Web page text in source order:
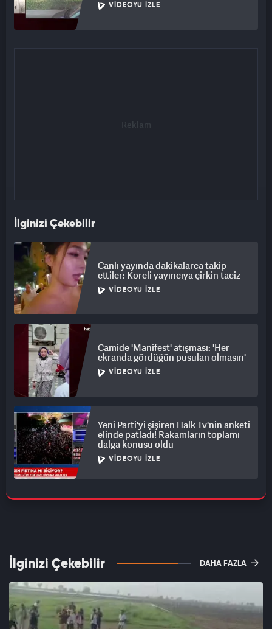
VIDEOYU İZLE
İlginizi Çekebilir
Canlı yayında dakikalarca takip
ettiler: Koreli yayıncıya çirkin taciz
VIDEOYU İZLE
Camide 'Manifest' atışması: 'Her
ekranda gördüğün pusulan olmasın'
VIDEOYU İZLE
Yeni Parti'yi şişiren Halk Tv'nin anketi
elinde patladı! Rakamların toplamı
dalga konusu oldu
VIDEOYU İZLE
İlginizi Çekebilir DAHA FAZLA